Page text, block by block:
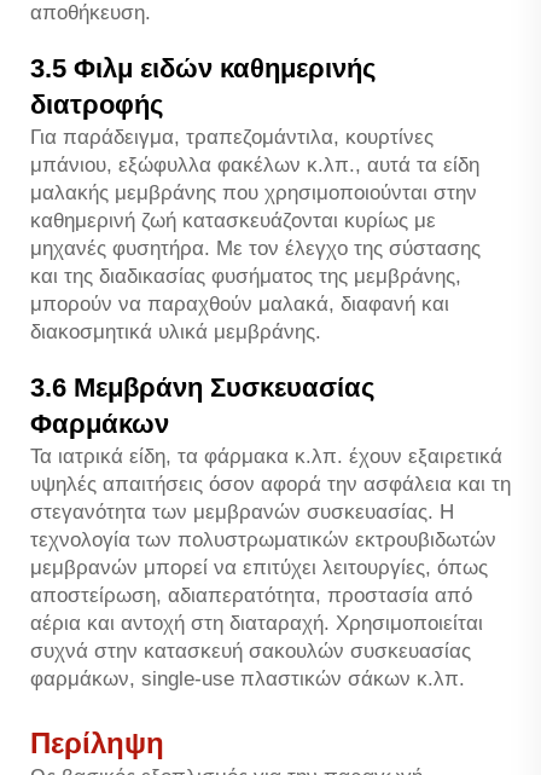
αποθήκευση.
3.5 Φιλμ ειδών καθημερινής
διατροφής
Για παράδειγμα, τραπεζομάντιλα, κουρτίνες
μπάνιου, εξώφυλλα φακέλων κ.λπ., αυτά τα είδη
μαλακής μεμβράνης που χρησιμοποιούνται στην
καθημερινή ζωή κατασκευάζονται κυρίως με
μηχανές φυσητήρα. Με τον έλεγχο της σύστασης
και της διαδικασίας φυσήματος της μεμβράνης,
μπορούν να παραχθούν μαλακά, διαφανή και
διακοσμητικά υλικά μεμβράνης.
3.6 Μεμβράνη Συσκευασίας
Φαρμάκων
Τα ιατρικά είδη, τα φάρμακα κ.λπ. έχουν εξαιρετικά
υψηλές απαιτήσεις όσον αφορά την ασφάλεια και τη
στεγανότητα των μεμβρανών συσκευασίας. Η
τεχνολογία των πολυστρωματικών εκτρουβιδωτών
μεμβρανών μπορεί να επιτύχει λειτουργίες, όπως
αποστείρωση, αδιαπερατότητα, προστασία από
αέρια και αντοχή στη διαταραχή. Χρησιμοποιείται
συχνά στην κατασκευή σακουλών συσκευασίας
φαρμάκων, single-use πλαστικών σάκων κ.λπ.
Περίληψη